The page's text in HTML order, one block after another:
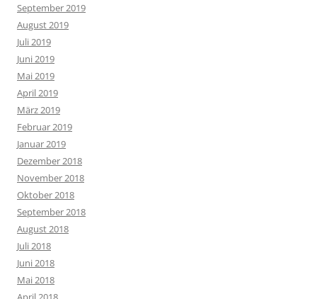
September 2019
August 2019
Juli 2019
Juni 2019
Mai 2019
April 2019
März 2019
Februar 2019
Januar 2019
Dezember 2018
November 2018
Oktober 2018
September 2018
August 2018
Juli 2018
Juni 2018
Mai 2018